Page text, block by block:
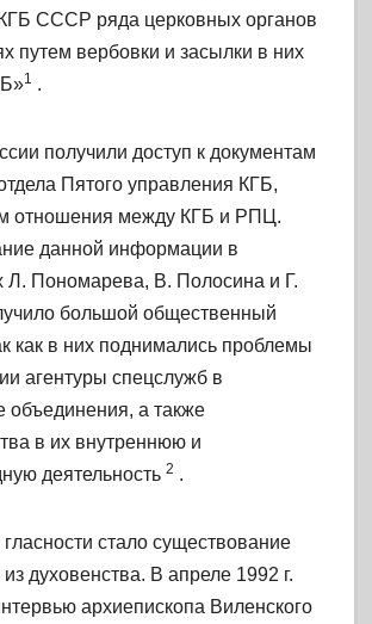
СССР ряда церковных органов
путем вербовки и засылки в них
1 .
получили доступ к документам
Пятого управления КГБ,
отношения между КГБ и РПЦ.
данной информации в
Л. Пономарева, В. Полосина и Г.
большой общественный
как в них поднимались проблемы
агентуры спецслужб в
объединения, а также
в их внутреннюю и
деятельность 2 .
стало существование
духовенства. В апреле 1992 г.
архиепископа Виленского